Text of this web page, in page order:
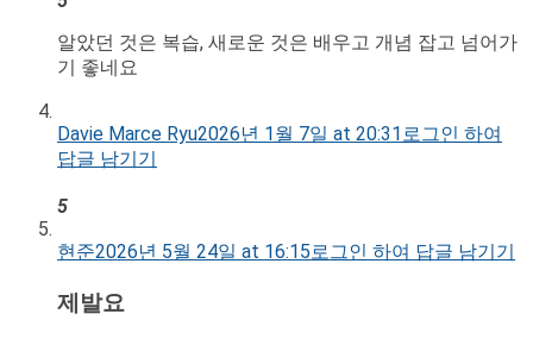
알았던 것은 복습, 새로운 것은 배우고 개념 잡고 넘어가
기 좋네요
Davie Marce Ryu2026년 1월 7일 at 20:31 로그인 하여
답글 남기기
5
현준2026년 5월 24일 at 16:15로그인 하여 답글 남기기
제발요